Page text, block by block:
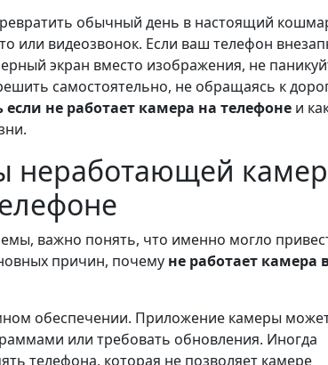
обычный день в настоящий
или видеозвонок. Если ваш телефон
экран вместо изображения, не
самостоятельно, не обращаясь к
если не работает камера на телефоне и
неработающей
важно понять, что именно могло
причин, почему не работает камера
обеспечении. Приложение камеры
или требовать обновления. Иногда
телефона, которая не позволяет камере